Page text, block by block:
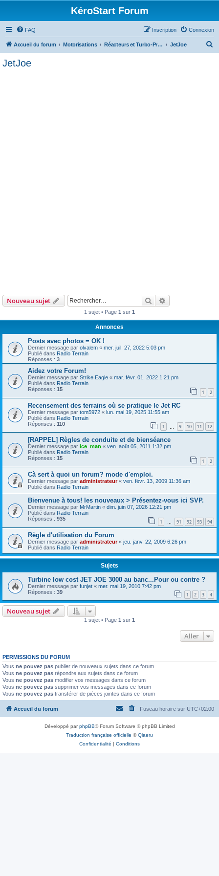
KéroStart Forum
FAQ Connexion
Inscription
Accueil du forum Motorisations Réacteurs et Turbo-Propulseurs JetJoe
JetJoe
Nouveau sujet Rechercher
1 sujet • Page 1 sur 1
Annonces
Posts avec photos = OK !
Dernier message par olvalem « mer. juil. 27, 2022 5:03 pm
Publié dans Radio Terrain
Réponses : 3
Aidez votre Forum!
Dernier message par Strike Eagle « mar. févr. 01, 2022 1:21 pm
Publié dans Radio Terrain
Réponses : 15 1 2
Recensement des terrains où se pratique le Jet RC
Dernier message par tom5972 « lun. mai 19, 2025 11:55 am
Publié dans Radio Terrain
Réponses : 110 1 9 10 11 12
[RAPPEL] Règles de conduite et de bienséance
Dernier message par ice_man « ven. août 05, 2011 1:32 pm
Publié dans Radio Terrain
Réponses : 15 1 2
Cà sert à quoi un forum? mode d'emploi.
Dernier message par administrateur« ven. févr. 13, 2009 11:36 am
Publié dans Radio Terrain
Bienvenue à tous! les nouveaux > Présentez-vous ici SVP.
Dernier message par MrMartin « dim. juin 07, 2026 12:21 pm
Publié dans Radio Terrain
Réponses : 935 1 … 91 92 93 94
Règle d'utilisation du Forum
Dernier message par administrateur« jeu. janv. 22, 2009 6:26 pm
Publié dans Radio Terrain
Sujets
Turbine low cost JET JOE 3000 au banc...Pour ou contre ?
Dernier message par funjet « mer. mai 19, 2010 7:42 pm
Réponses : 39 1 2 3 4
Nouveau sujet
1 sujet • Page 1 sur 1
Aller
PERMISSIONS DU FORUM
Vous ne pouvez pas publier de nouveaux sujets dans ce forum
Vous ne pouvez pas répondre aux sujets dans ce forum
Vous ne pouvez pas modifier vos messages dans ce forum
Vous ne pouvez pas supprimer vos messages dans ce forum
Vous ne pouvez pas transférer de pièces jointes dans ce forum
Accueil du forum Fuseau horaire sur UTC+02:00
Développé parphpBB® Forum Software © phpBB Limited
Traduction française officielle ©Qiaeru
Confidentialité | Conditions